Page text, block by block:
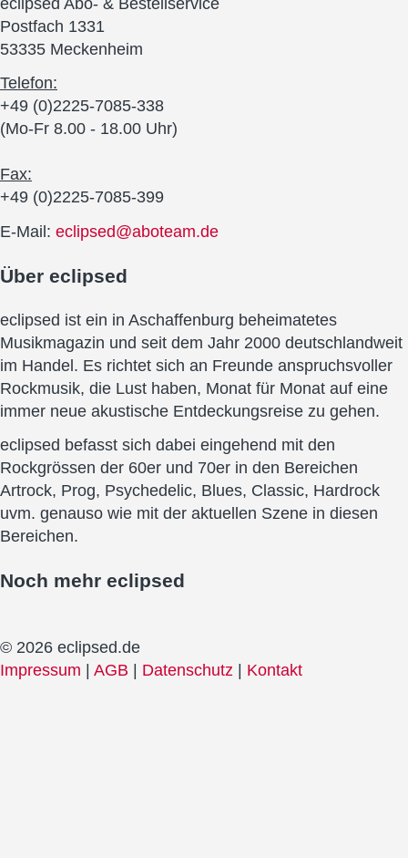
Postfach 1331
53335 Meckenheim
Telefon:
+49 (0)2225-7085-338
(Mo-Fr 8.00 - 18.00 Uhr)
Fax:
+49 (0)2225-7085-399
E-Mail: eclipsed@aboteam.de
Über eclipsed
eclipsed ist ein in Aschaffenburg beheimatetes
Musikmagazin und seit dem Jahr 2000 deutschlandweit
im Handel. Es richtet sich an Freunde anspruchsvoller
Rockmusik, die Lust haben, Monat für Monat auf eine
immer neue akustische Entdeckungsreise zu gehen.
eclipsed befasst sich dabei eingehend mit den
Rockgrössen der 60er und 70er in den Bereichen
Artrock, Prog, Psychedelic, Blues, Classic, Hardrock
uvm. genauso wie mit der aktuellen Szene in diesen
Bereichen.
Noch mehr eclipsed
© 2026 eclipsed.de
Impressum
AGB Datenschutz Kontakt